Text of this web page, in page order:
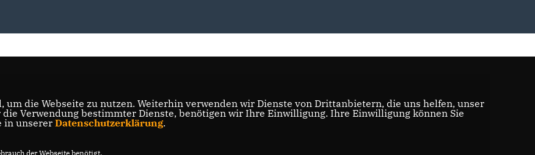
um die Webseite zu nutzen. Weiterhin verwenden wir Dienste von Drittanbietern, die uns helfen, unser
Verwendung bestimmter Dienste, benötigen wir Ihre Einwilligung. Ihre Einwilligung können Sie
in unserer Datenschutzerklärung.
der Webseite benötigt.